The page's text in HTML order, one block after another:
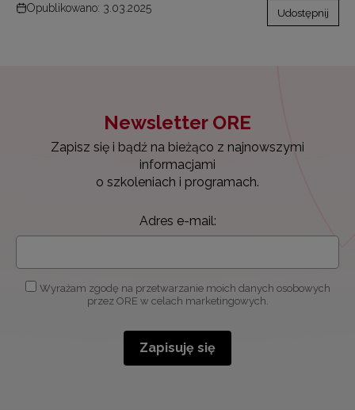
Opublikowano: 3.03.2025 Udostępnij
Newsletter ORE
Zapisz się i bądź na bieżąco z najnowszymi
informacjami
o szkoleniach i programach.
Adres e-mail:
Wyrażam zgodę na przetwarzanie moich danych osobowych
przez ORE w celach marketingowych.
Zapisuję się